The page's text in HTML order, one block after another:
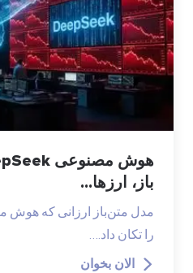
باز، ارزها...
مدل متن‌باز ارزانی که هوش
را تکان داد.…
الان بخوان